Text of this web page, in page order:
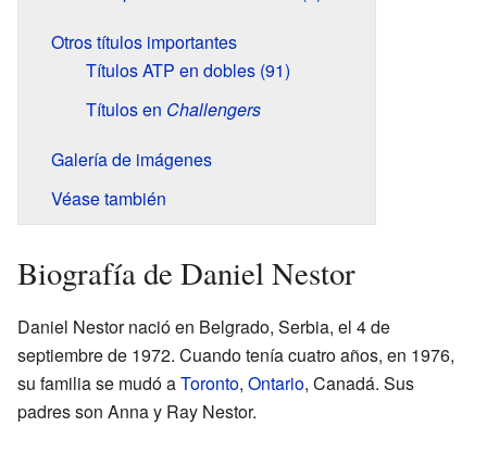
Otros títulos importantes
Títulos ATP en dobles (91)
Títulos en Challengers
Galería de imágenes
Véase también
Biografía de Daniel Nestor
Daniel Nestor nació en Belgrado, Serbia, el 4 de
septiembre de 1972. Cuando tenía cuatro años, en 1976,
su familia se mudó aToronto, Ontario, Canadá. Sus
padres son Anna y Ray Nestor.